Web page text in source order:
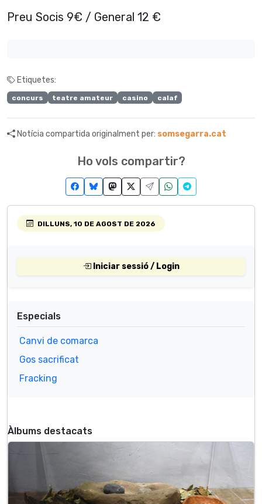
Preu Socis 9€ / General 12 €
Etiquetes:
concurs teatre amateur casino calaf
Notícia compartida originalment per: somsegarra.cat
Ho vols compartir?
DILLUNS, 10 DE AGOST DE 2026
Iniciar sessió / Login
Especials
Canvi de comarca
Gos sacrificat
Fracking
Àlbums destacats